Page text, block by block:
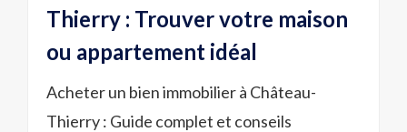
Thierry : Trouver votre maison
ou appartement idéal
Acheter un bien immobilier à Château-
Thierry : Guide complet et conseils